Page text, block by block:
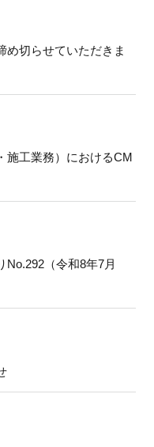
め切らせていただきま
施工業務）におけるCM
No.292（令和8年7月